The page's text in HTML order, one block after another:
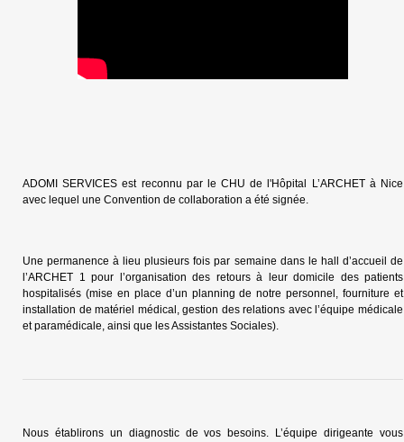
ADOMI SERVICES est reconnu par le CHU de l'Hôpital L’ARCHET à Nice
avec lequel une Convention de collaboration a été signée.
Une permanence à lieu plusieurs fois par semaine dans le hall d’accueil de
l’ARCHET 1 pour l’organisation des retours à leur domicile des patients
hospitalisés (mise en place d’un planning de notre personnel, fourniture et
installation de matériel médical, gestion des relations avec l’équipe médicale
et paramédicale, ainsi que les Assistantes Sociales).
Nous établirons un diagnostic de vos besoins. L’équipe dirigeante vous